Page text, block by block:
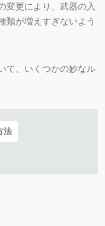
変更により、武器の入
類が増えすぎないよう
て、いくつかの妙なル
法